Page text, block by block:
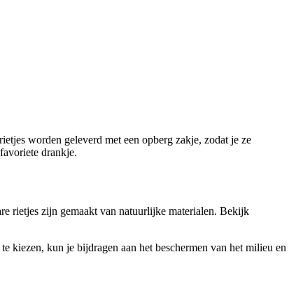
worden geleverd met een opberg zakje, zodat je ze
drankje.
rietjes zijn gemaakt van natuurlijke materialen. Bekijk
kiezen, kun je bijdragen aan het beschermen van het milieu en